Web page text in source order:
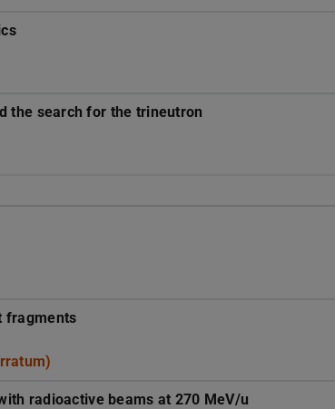
the search for the trineutron
fragments
radioactive beams at 270 MeV/u